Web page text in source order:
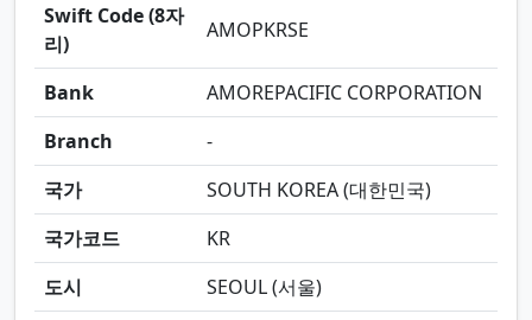
Swift Code (8자
리)
AMOPKRSE
Bank
AMOREPACIFIC CORPORATION
Branch
-
국가
SOUTH KOREA (대한민국)
국가코드
KR
도시
SEOUL (서울)